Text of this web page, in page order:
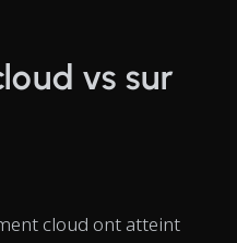
vs sur
cloud ont atteint